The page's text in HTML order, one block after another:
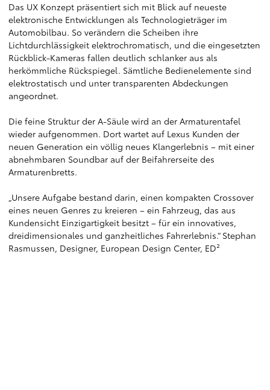
Das UX Konzept präsentiert sich mit Blick auf neueste
elektronische Entwicklungen als Technologieträger im
Automobilbau. So verändern die Scheiben ihre
Lichtdurchlässigkeit elektrochromatisch, und die eingesetzten
Rückblick-Kameras fallen deutlich schlanker aus als
herkömmliche Rückspiegel. Sämtliche Bedienelemente sind
elektrostatisch und unter transparenten Abdeckungen
angeordnet.
Die feine Struktur der A-Säule wird an der Armaturentafel
wieder aufgenommen. Dort wartet auf Lexus Kunden der
neuen Generation ein völlig neues Klangerlebnis – mit einer
abnehmbaren Soundbar auf der Beifahrerseite des
Armaturenbretts.
„Unsere Aufgabe bestand darin, einen kompakten Crossover
eines neuen Genres zu kreieren – ein Fahrzeug, das aus
Kundensicht Einzigartigkeit besitzt – für ein innovatives,
dreidimensionales und ganzheitliches Fahrerlebnis.“ Stephan
Rasmussen, Designer, European Design Center, ED²